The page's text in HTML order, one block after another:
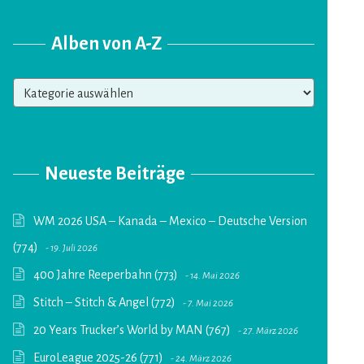
Alben von A-Z
Alben
von
Neueste Beiträge
WM 2026 USA – Kanada – Mexico – Deutsche Version
(774)
19. Juli 2026
400 Jahre Reeperbahn (773) 14. Mai 2026
Stitch – Stitch & Angel (772) 7. Mai 2026
20 Years Trucker’s World by MAN (767) 27. März 2026
EuroLeague 2025-26 (771) 24. März 2026